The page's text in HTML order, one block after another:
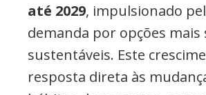
até 2029, impulsionado
demanda por opções mais
sustentáveis. Este
resposta direta às